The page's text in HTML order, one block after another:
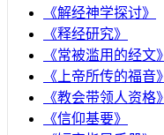
《解经神学探讨》
《释经研究》
《常被滥用的经文》
《上帝所传的福音》
《教会带领人资格》
《信仰基要》